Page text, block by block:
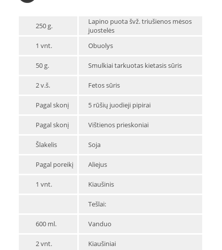
250 g.
Lapino puota švž. triušienos mėsos
juostelės
1 vnt.
Obuolys
50 g. Smulkiai tarkuotas kietasis sūris
2 v.š. Fetos sūris
Pagal skonį 5 rūšių juodieji pipirai
Pagal skonį Vištienos prieskoniai
Šlakelis Soja
Pagal poreikį Aliejus
1 vnt. Kiaušinis
Tešlai:
600 ml. Vanduo
2 vnt.
Kiaušiniai